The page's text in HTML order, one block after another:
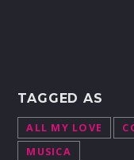
TAGGED AS
ALL MY LOVE
MUSICA